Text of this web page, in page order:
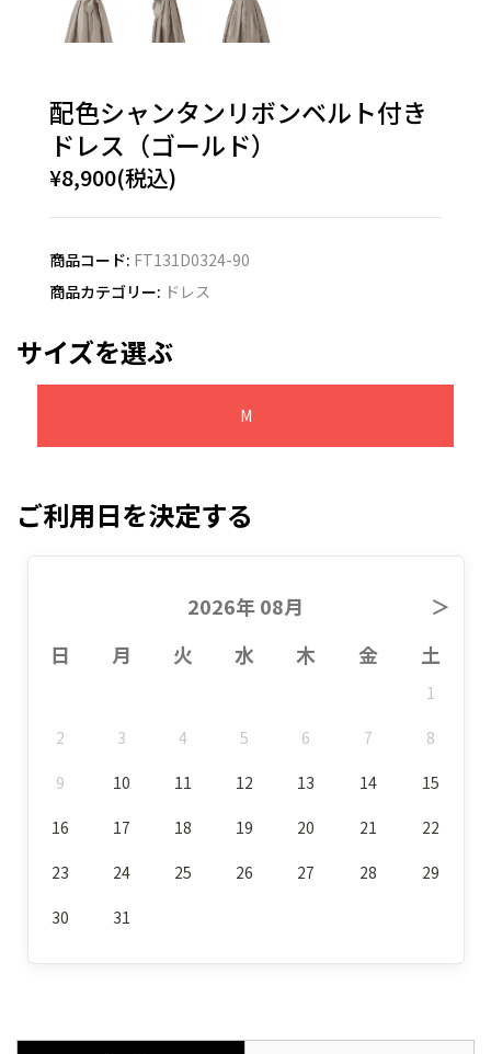
配色シャンタンリボンベルト付き
ドレス（ゴールド）
¥8,900(税込)
商品コード: FT131D0324-90
商品カテゴリー: ドレス
サイズを選ぶ
M
ご利用日を決定する
2026年 08月
＞
日
月 火 水 木 金 土
1
2 3 4 5 6 7 8
9 10 11 12 13 14 15
16 17 18 19 20 21 22
23 24 25 26 27 28 29
30 31